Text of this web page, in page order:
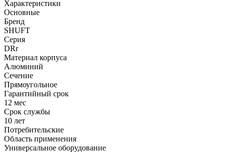
Характеристики
Основные
Бренд
SHUFT
Серия
DRr
Материал корпуса
Алюминий
Сечение
Прямоугольное
Гарантийный срок
12 мес
Срок службы
10 лет
Потребительские
Область применения
Универсальное оборудование